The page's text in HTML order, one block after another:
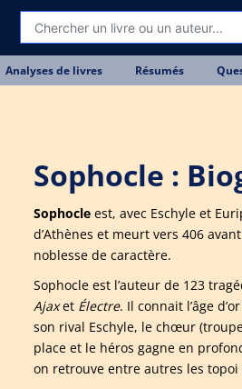
Analyses de livres Résumés
Sophocle :
Sophocle est, avec Eschyle et
d’Athènes et meurt vers 406
noblesse de caractère.
Sophocle est l’auteur de 123
Ajaxet Électre. Il connait l’âge
son rival Eschyle, le chœur
place et le héros gagne en
on retrouve entre autres les